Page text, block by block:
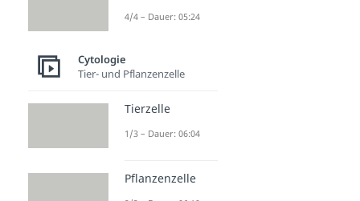
4/4 – Dauer: 05:24
Cytologie
Tier- und Pflanzenzelle
Tierzelle
1/3 – Dauer: 06:04
Pflanzenzelle